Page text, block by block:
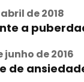
de 2018
a
de 2016
de